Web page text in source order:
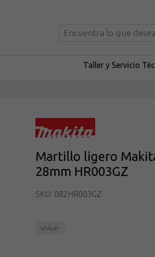
Taller y Servicio
Martillo ligero
28mm HR003GZ
SKU: 082HR003GZ
Volver